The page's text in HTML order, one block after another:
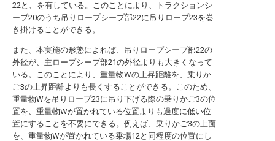
22と、を有している。このことにより、トラクションシ
ーブ20のうち吊りロープシーブ部22に吊りロープ23を巻
き掛けることができる。
また、本実施の形態によれば、吊りロープシーブ部22の
外径が、主ロープシーブ部21の外径よりも大きくなって
いる。このことにより、重量物Wの上昇距離を、乗りか
ご3の上昇距離よりも長くすることができる。このため、
重量物Wを吊りロープ23に吊り下げる際の乗りかご3の位
置を、重量物Wが置かれている位置よりも過度に低い位
置にすることを不要にできる。例えば、乗りかご3の上面
を、重量物Wが置かれている乗場12と同程度の位置にし